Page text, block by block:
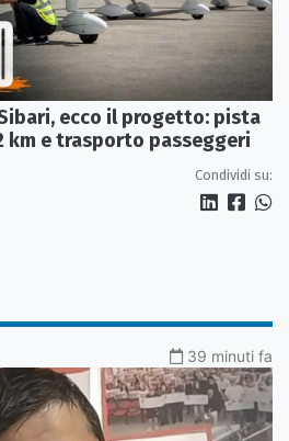
ecco il progetto: pista
km e trasporto passeggeri
Condividi su:
39 minuti fa